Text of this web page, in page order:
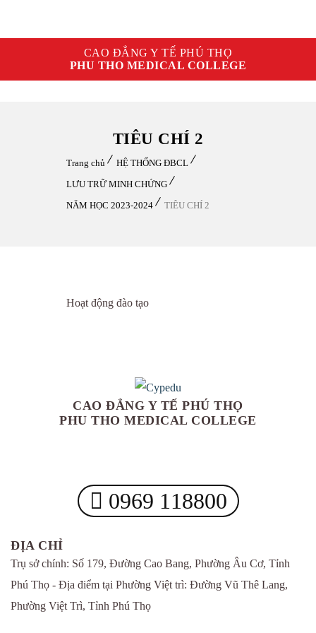
CAO ĐẲNG Y TẾ PHÚ THỌ
PHU THO MEDICAL COLLEGE
TIÊU CHÍ 2
Trang chủ
HỆ THỐNG ĐBCL
LƯU TRỮ MINH CHỨNG
NĂM HỌC 2023-2024
TIÊU CHÍ 2
Hoạt động đào tạo
CAO ĐẲNG Y TẾ PHÚ THỌ
PHU THO MEDICAL COLLEGE
0969 118800
ĐỊA CHỈ
Trụ sở chính: Số 179, Đường Cao Bang, Phường Âu Cơ, Tỉnh
Phú Thọ - Địa điểm tại Phường Việt trì: Đường Vũ Thê Lang,
Phường Việt Trì, Tỉnh Phú Thọ